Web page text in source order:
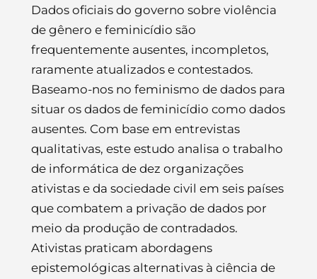
Dados oficiais do governo sobre violência
de gênero e feminicídio são
frequentemente ausentes, incompletos,
raramente atualizados e contestados.
Baseamo-nos no feminismo de dados para
situar os dados de feminicídio como dados
ausentes. Com base em entrevistas
qualitativas, este estudo analisa o trabalho
de informática de dez organizações
ativistas e da sociedade civil em seis países
que combatem a privação de dados por
meio da produção de contradados.
Ativistas praticam abordagens
epistemológicas alternativas à ciência de